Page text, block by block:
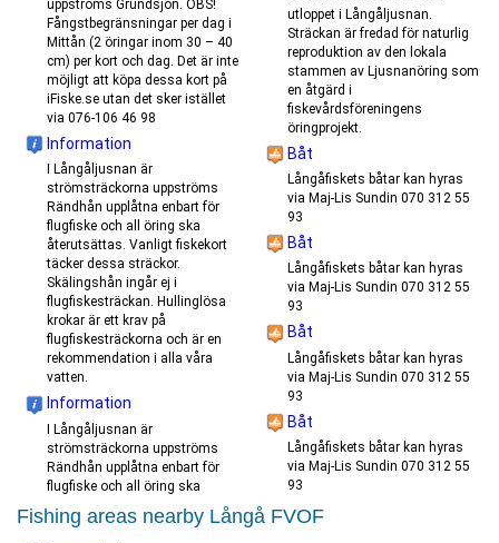
uppströms Grundsjön. OBS!
Fångstbegränsningar per dag i
Mittån (2 öringar inom 30 – 40
cm) per kort och dag. Det är inte
möjligt att köpa dessa kort på
iFiske.se utan det sker istället
via 076-106 46 98
Information
I Långåljusnan är
strömsträckorna uppströms
Rändhån upplåtna enbart för
flugfiske och all öring ska
återutsättas. Vanligt fiskekort
täcker dessa sträckor.
Skälingshån ingår ej i
flugfiskesträckan. Hullinglösa
krokar är ett krav på
flugfiskesträckorna och är en
rekommendation i alla våra
vatten.
Information
I Långåljusnan är
strömsträckorna uppströms
Rändhån upplåtna enbart för
flugfiske och all öring ska
utloppet i Långåljusnan.
Sträckan är fredad för naturlig
reproduktion av den lokala
stammen av Ljusnanöring som
en åtgärd i
fiskevårdsföreningens
öringprojekt.
Båt
Långåfiskets båtar kan hyras
via Maj-Lis Sundin 070 312 55
93
Båt
Långåfiskets båtar kan hyras
via Maj-Lis Sundin 070 312 55
93
Båt
Långåfiskets båtar kan hyras
via Maj-Lis Sundin 070 312 55
93
Båt
Långåfiskets båtar kan hyras
via Maj-Lis Sundin 070 312 55
93
Fishing areas nearby Långå FVOF